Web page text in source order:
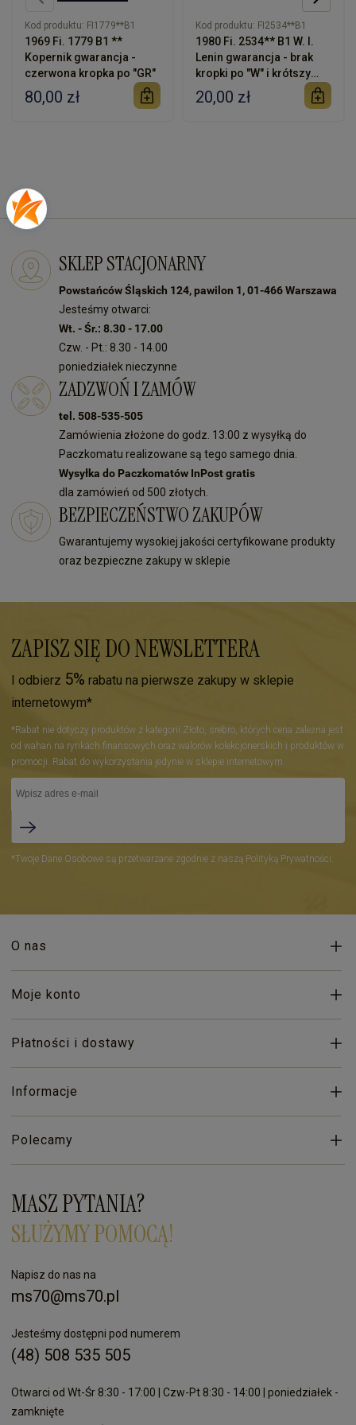
Kod produktu: FI1779**B1
1969 Fi. 1779 B1 **
Kopernik gwarancja -
czerwona kropka po "GR"
80,00 zł
Kod produktu: FI2534**B1
1980 Fi. 2534** B1 W. I.
Lenin gwarancja - brak
kropki po "W" i krótszy
przecinek
20,00 zł
SKLEP STACJONARNY
Powstańców Śląskich 124, pawilon 1, 01-466 Warszawa
Jesteśmy otwarci:
Wt. - Śr.: 8.30 - 17.00
Czw. - Pt.: 8.30 - 14.00
poniedziałek nieczynne
ZADZWOŃ I ZAMÓW
tel. 508-535-505
Zamówienia złożone do godz. 13:00 z wysyłką do
Paczkomatu realizowane są tego samego dnia.
Wysyłka do Paczkomatów InPost gratis
dla zamówień od 500 złotych.
BEZPIECZEŃSTWO ZAKUPÓW
Gwarantujemy wysokiej jakości certyfikowane produkty
oraz bezpieczne zakupy w sklepie
ZAPISZ SIĘ DO NEWSLETTERA
I odbierz 5% rabatu na pierwsze zakupy w sklepie
internetowym*
*Rabat nie dotyczy produktów z kategorii Złoto, srebro, których cena zależna jest
od wahań na rynkach finansowych oraz walorów kolekcjonerskich i produktów w
promocji. Rabat do wykorzystania jedynie w sklepie internetowym.
*Twoje Dane Osobowe są przetwarzane zgodnie z naszą Polityką Prywatności.
O nas
Moje konto
Płatności i dostawy
Informacje
Polecamy
MASZ PYTANIA?
SŁUŻYMY POMOCĄ!
Napisz do nas na
ms70@ms70.pl
Jesteśmy dostępni pod numerem
(48) 508 535 505
Otwarci od Wt-Śr 8:30 - 17:00 | Czw-Pt 8:30 - 14:00 | poniedziałek -
zamknięte